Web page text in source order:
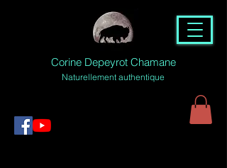
Corine Depeyrot Chamane
Naturellement authentique